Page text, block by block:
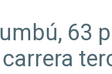
63